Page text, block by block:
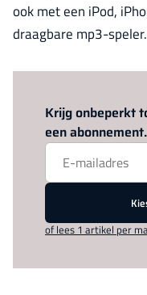
ook met een iPod,
draagbare mp3-speler.
Krijg onbeperkt
een abonnement.
of lees 1 artikel per